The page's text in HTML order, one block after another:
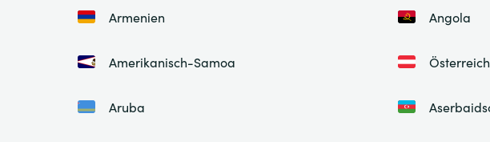
Armenien Angola
Amerikanisch-Samoa Österreich
Aruba